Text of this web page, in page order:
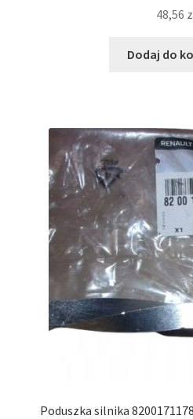
48,56
Dodaj do
Poduszka silnika